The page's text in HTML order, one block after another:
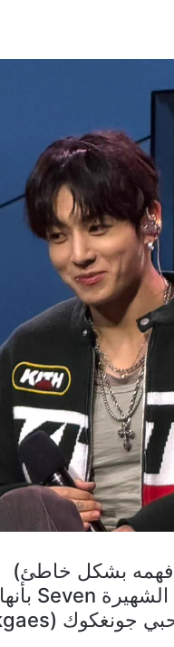
فهمه بشكل خاطئ)
للقائد RM (نامجون) يُفهم منه أنه وصف أغنية جونغكوك الشهيرة Seven بأنها